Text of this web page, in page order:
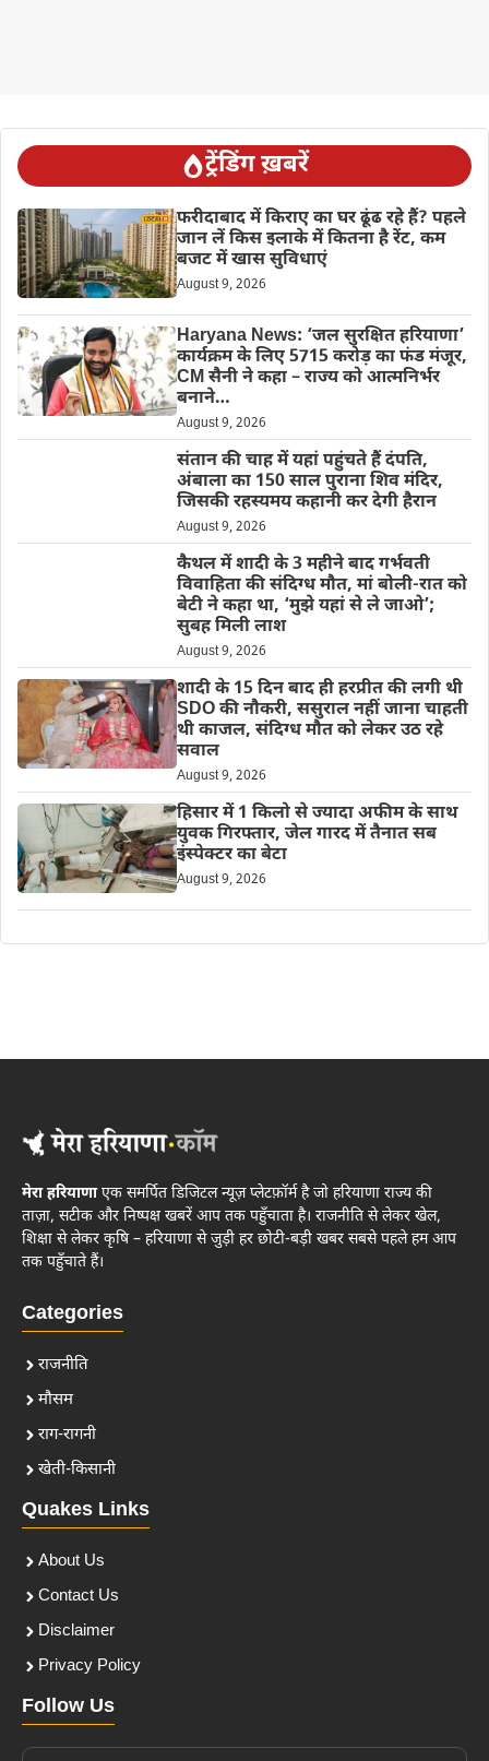
ट्रेंडिंग ख़बरें
फरीदाबाद में किराए का घर ढूंढ रहे हैं? पहले
जान लें किस इलाके में कितना है रेंट, कम
बजट में खास सुविधाएं
August 9, 2026
Haryana News: ‘जल सुरक्षित हरियाणा’
कार्यक्रम के लिए 5715 करोड़ का फंड मंजूर,
CM सैनी ने कहा – राज्य को आत्मनिर्भर
बनाने…
August 9, 2026
संतान की चाह में यहां पहुंचते हैं दंपति,
अंबाला का 150 साल पुराना शिव मंदिर,
जिसकी रहस्यमय कहानी कर देगी हैरान
August 9, 2026
कैथल में शादी के 3 महीने बाद गर्भवती
विवाहिता की संदिग्ध मौत, मां बोली-रात को
बेटी ने कहा था, ‘मुझे यहां से ले जाओ’;
सुबह मिली लाश
August 9, 2026
शादी के 15 दिन बाद ही हरप्रीत की लगी थी
SDO की नौकरी, ससुराल नहीं जाना चाहती
थी काजल, संदिग्ध मौत को लेकर उठ रहे
सवाल
August 9, 2026
हिसार में 1 किलो से ज्यादा अफीम के साथ
युवक गिरफ्तार, जेल गारद में तैनात सब
इंस्पेक्टर का बेटा
August 9, 2026
मेरा हरियाणाएक समर्पित डिजिटल न्यूज़ प्लेटफ़ॉर्म है जो हरियाणा राज्य की
ताज़ा, सटीक और निष्पक्ष खबरें आप तक पहुँचाता है। राजनीति से लेकर खेल,
शिक्षा से लेकर कृषि – हरियाणा से जुड़ी हर छोटी-बड़ी खबर सबसे पहले हम आप
तक पहुँचाते हैं।
Categories
राजनीति
मौसम
राग-रागनी
खेती-किसानी
Quakes Links
About Us
Contact Us
Disclaimer
Privacy Policy
Follow Us